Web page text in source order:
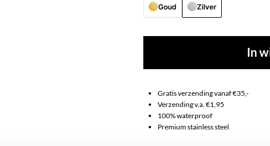
Goud Zilver
In
Gratis verzending vanaf €35,-
Verzending v.a. €1,95
100% waterproof
Premium stainless steel